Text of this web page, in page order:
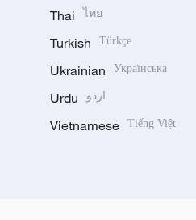
Thai ไทย
Turkish Türkçe
Ukrainian Українська
Urdu اردو
Vietnamese Tiếng Việt